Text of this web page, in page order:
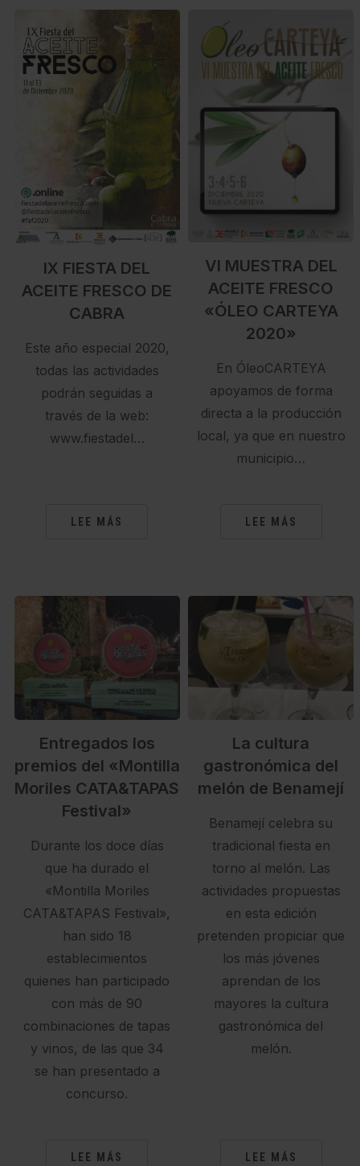
IX FIESTA DEL
ACEITE FRESCO DE
CABRA
Este año especial 2020,
todas las actividades
podrán seguidas a
través de la web:
www.fiestadel…
LEE MÁS
VI MUESTRA DEL
ACEITE FRESCO
«ÓLEO CARTEYA
2020»
En ÓleoCARTEYA
apoyamos de forma
directa a la producción
local, ya que en nuestro
municipio…
LEE MÁS
Entregados los
premios del «Montilla
Moriles CATA&TAPAS
Festival»
Durante los doce días
que ha durado el
«Montilla Moriles
CATA&TAPAS Festival»,
han sido 18
establecimientos
quienes han participado
con más de 90
combinaciones de tapas
y vinos, de las que 34
se han presentado a
concurso.
LEE MÁS
La cultura
gastronómica del
melón de Benamejí
Benamejí celebra su
tradicional fiesta en
torno al melón. Las
actividades propuestas
en esta edición
pretenden propiciar que
los más jóvenes
aprendan de los
mayores la cultura
gastronómica del
melón.
LEE MÁS